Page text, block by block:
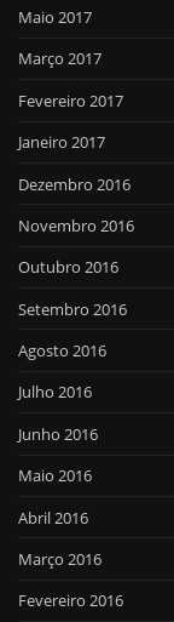
Maio 2017
Março 2017
Fevereiro 2017
Janeiro 2017
Dezembro 2016
Novembro 2016
Outubro 2016
Setembro 2016
Agosto 2016
Julho 2016
Junho 2016
Maio 2016
Abril 2016
Março 2016
Fevereiro 2016